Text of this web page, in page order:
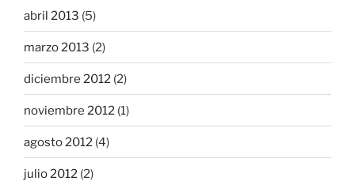
abril 2013 (5)
marzo 2013 (2)
diciembre 2012 (2)
noviembre 2012 (1)
agosto 2012 (4)
julio 2012 (2)